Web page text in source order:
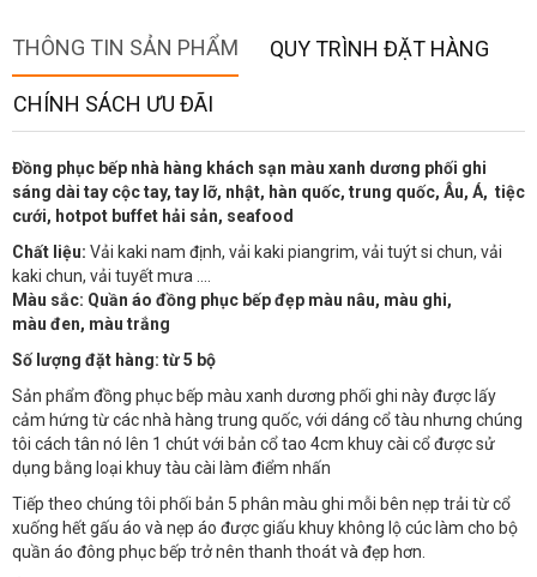
THÔNG TIN SẢN PHẨM QUY TRÌNH ĐẶT HÀNG
CHÍNH SÁCH ƯU ĐÃI
Đồng phục bếp nhà hàng khách sạn màu xanh dương phối ghi
sáng dài tay cộc tay, tay lỡ, nhật, hàn quốc, trung quốc, Âu, Á, tiệc
cưới, hotpot buffet hải sản, seafood
Chất liệu: Vải kaki nam định, vải kaki piangrim, vải tuýt si chun, vải
kaki chun, vải tuyết mưa ....
Màu sắc: Quần áo đồng phục bếp đẹp màu nâu, màu ghi,
màu đen, màu trắng
Số lượng đặt hàng: từ 5 bộ
Sản phẩm đồng phục bếp màu xanh dương phối ghi này được lấy
cảm hứng từ các nhà hàng trung quốc, với dáng cổ tàu nhưng chúng
tôi cách tân nó lên 1 chút với bản cổ tao 4cm khuy cài cổ được sử
dụng bằng loại khuy tàu cài làm điểm nhấn
Tiếp theo chúng tôi phối bản 5 phân màu ghi mỗi bên nẹp trải từ cổ
xuống hết gấu áo và nẹp áo được giấu khuy không lộ cúc làm cho bộ
quần áo đông phục bếp trở nên thanh thoát và đẹp hơn.